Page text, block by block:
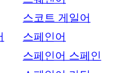
스코트 게일어
스페인어
스페인어 스페인